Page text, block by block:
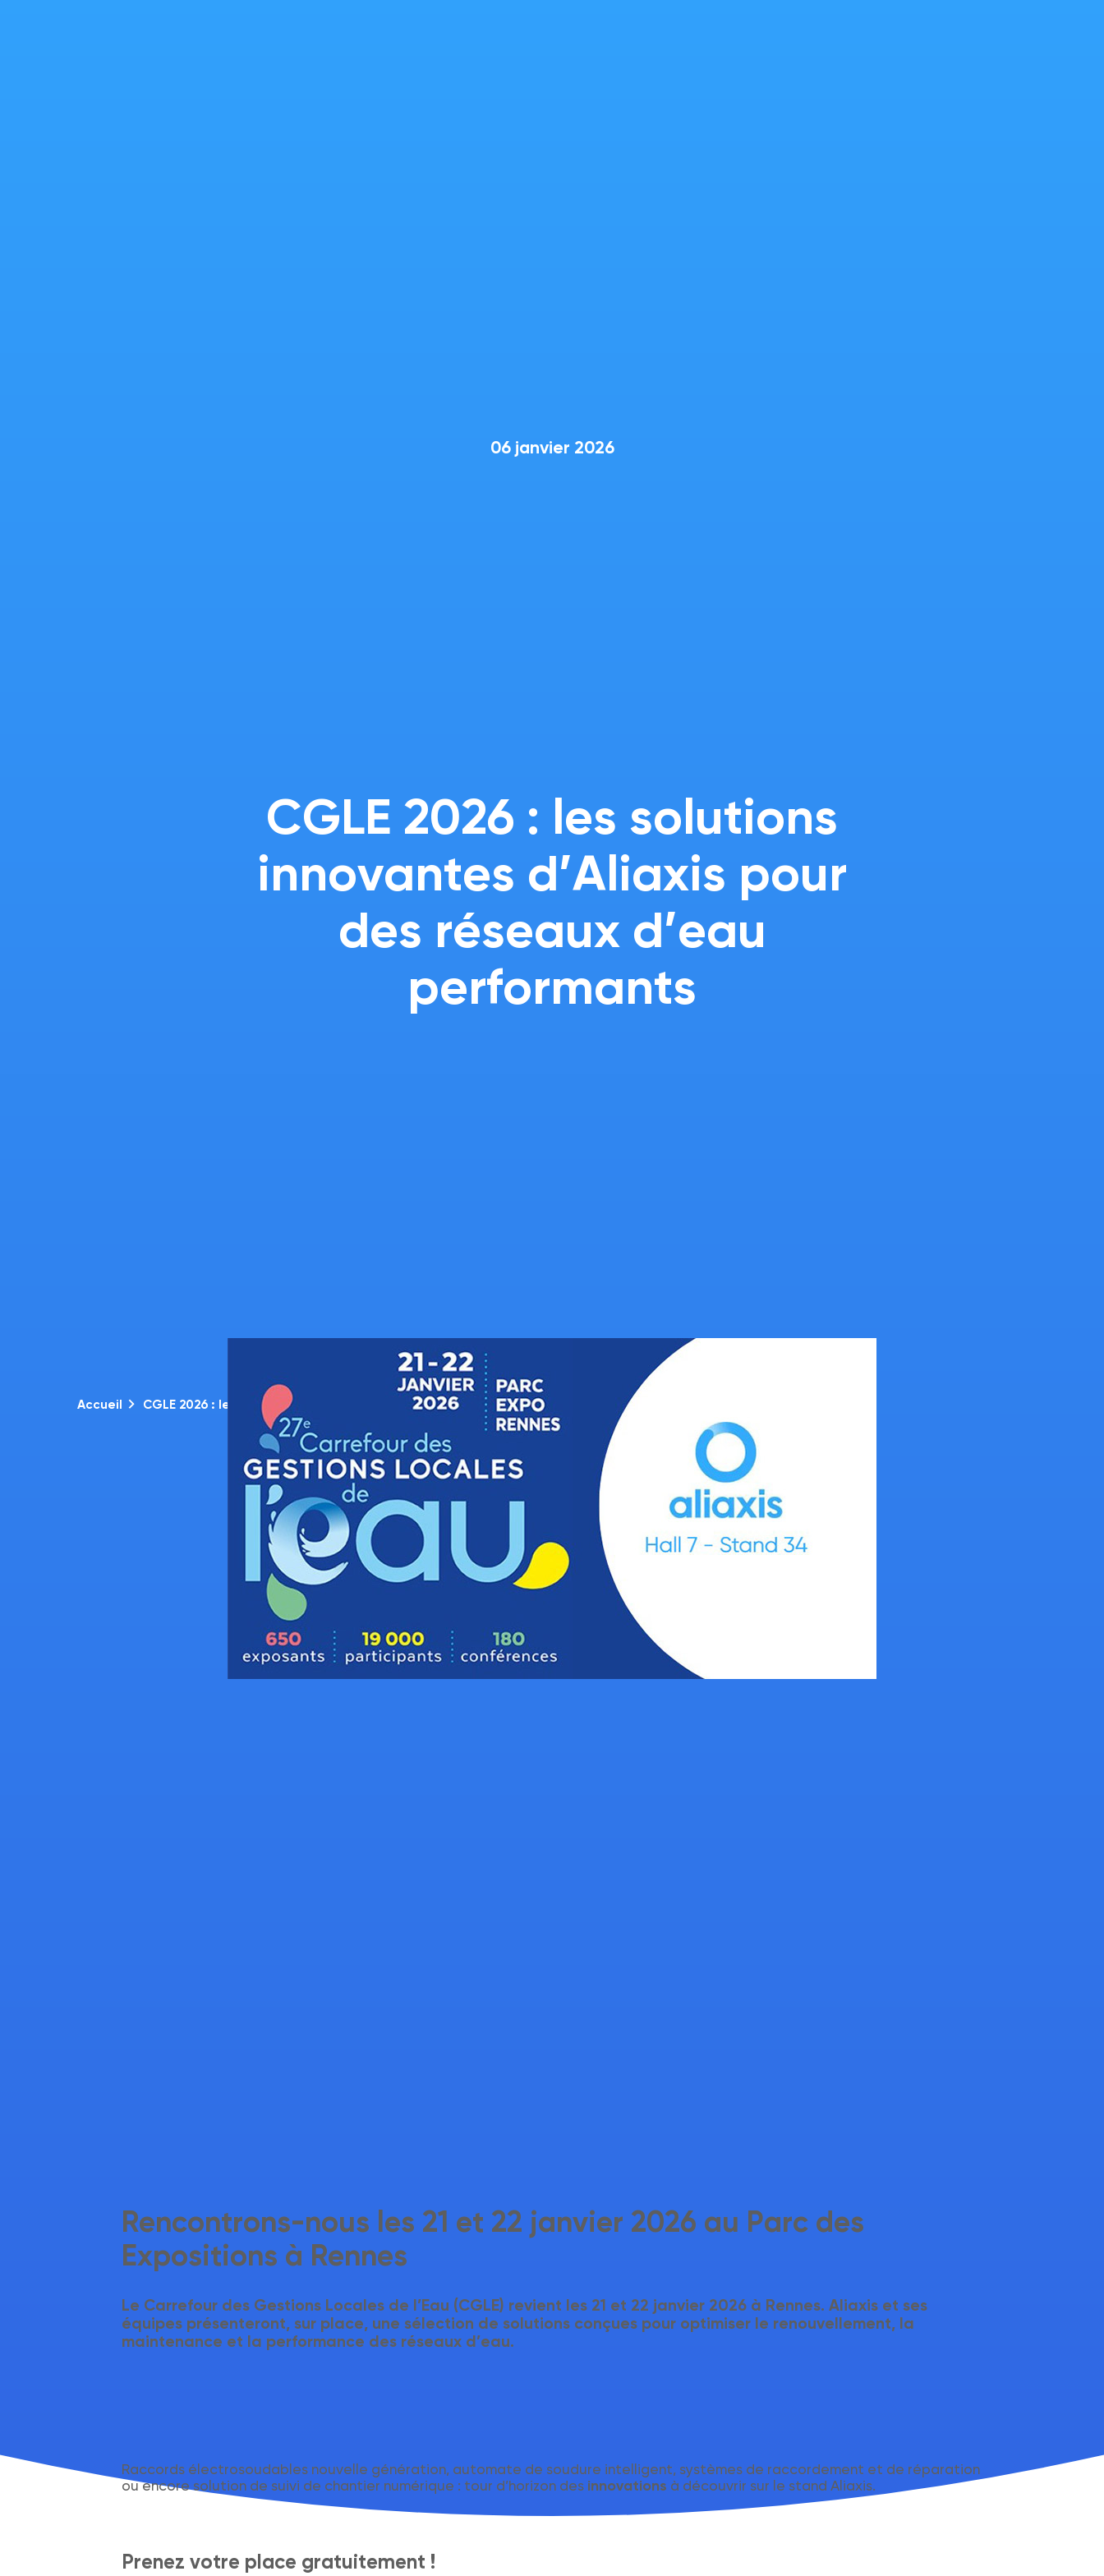
06 janvier 2026
CGLE 2026 : les solutions
innovantes d’Aliaxis pour
des réseaux d’eau
performants
Accueil CGLE 2026 : les solutions innovantes d’Aliaxis pour des réseaux d’eau performants
Rencontrons-nous les 21 et 22 janvier 2026 au Parc des
Expositions à Rennes
Le Carrefour des Gestions Locales de l’Eau (CGLE) revient les 21 et 22 janvier 2026à Rennes. Aliaxis et ses
équipes présenteront, sur place, une sélection de solutions conçues pour optimiser le renouvellement, la
maintenance et la performance des réseaux d’eau.
Raccords électrosoudables nouvelle génération, automate de soudure intelligent, systèmes de raccordement et de réparation
ou encore solution de suivi de chantier numérique : tour d’horizon des innovations à découvrir sur le stand Aliaxis.
Prenez votre place gratuitement !